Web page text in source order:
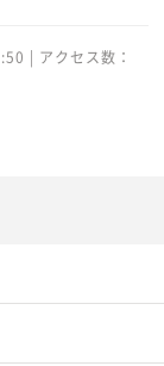
| アクセス数：